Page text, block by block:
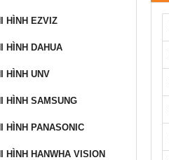
HÌNH EZVIZ
HÌNH DAHUA
HÌNH UNV
HÌNH SAMSUNG
HÌNH PANASONIC
HÌNH HANWHA VISION